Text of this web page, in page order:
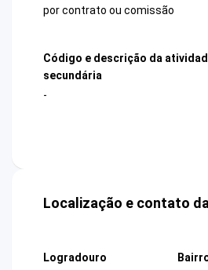
por contrato ou comissão
Código e descrição da
secundária
-
Localização e contato
Logradouro